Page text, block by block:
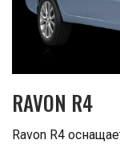
RAVON R4
Ravon R4